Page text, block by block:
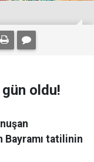
oldu!
Bayramı tatilinin